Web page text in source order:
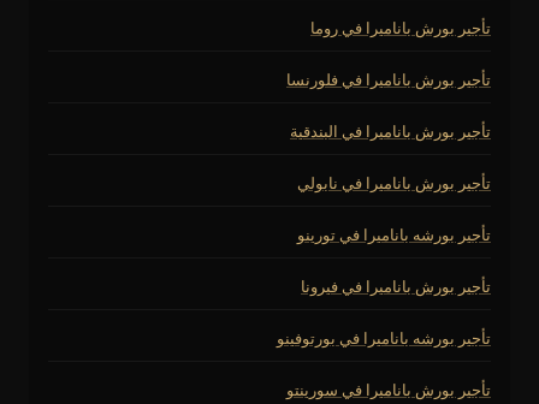
تأجير بورش باناميرا في روما
تأجير بورش باناميرا في فلورنسا
تأجير بورش باناميرا في البندقية
تأجير بورش باناميرا في نابولي
تأجير بورشه باناميرا في تورينو
تأجير بورش باناميرا في فيرونا
تأجير بورشه باناميرا في بورتوفينو
تأجير بورش باناميرا في سورينتو